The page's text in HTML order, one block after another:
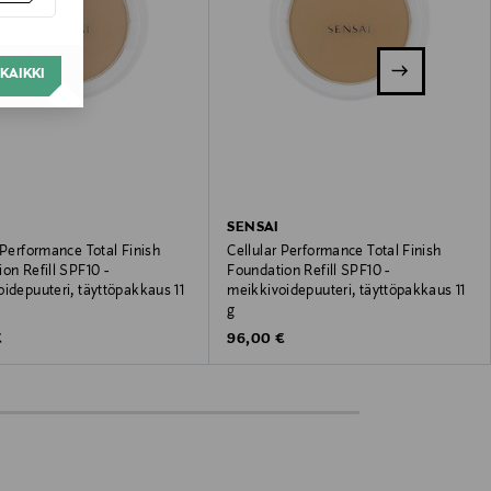
Total Finish
Refill SPF10 -
täyttöpakkaus 11
SENSAI
Cellular Performance Total Finish
Foundation Refill SPF10 -
meikkivoidepuuteri, täyttöpakkaus 11
g
Original Price
96,00 €